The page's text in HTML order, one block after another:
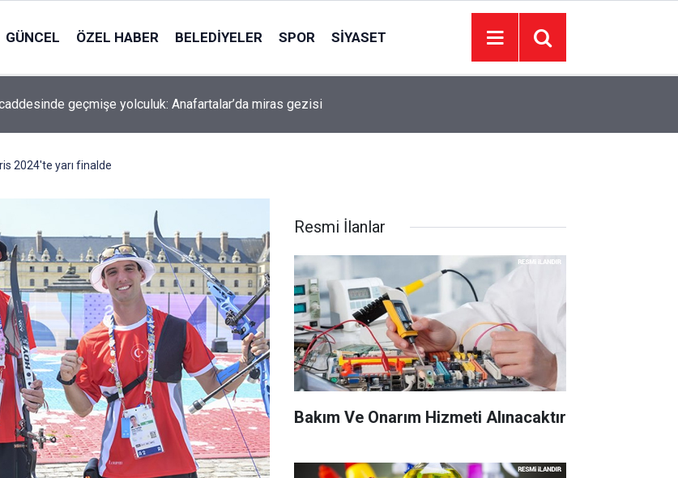
GÜNCEL ÖZEL HABER BELEDIYELER SPOR SIYASET
caddesinde geçmişe yolculuk: Anafartalar’da miras gezisi
2024'te yarı finalde
Resmi İlanlar
Bakım Ve Onarım Hizmeti Alınacaktır